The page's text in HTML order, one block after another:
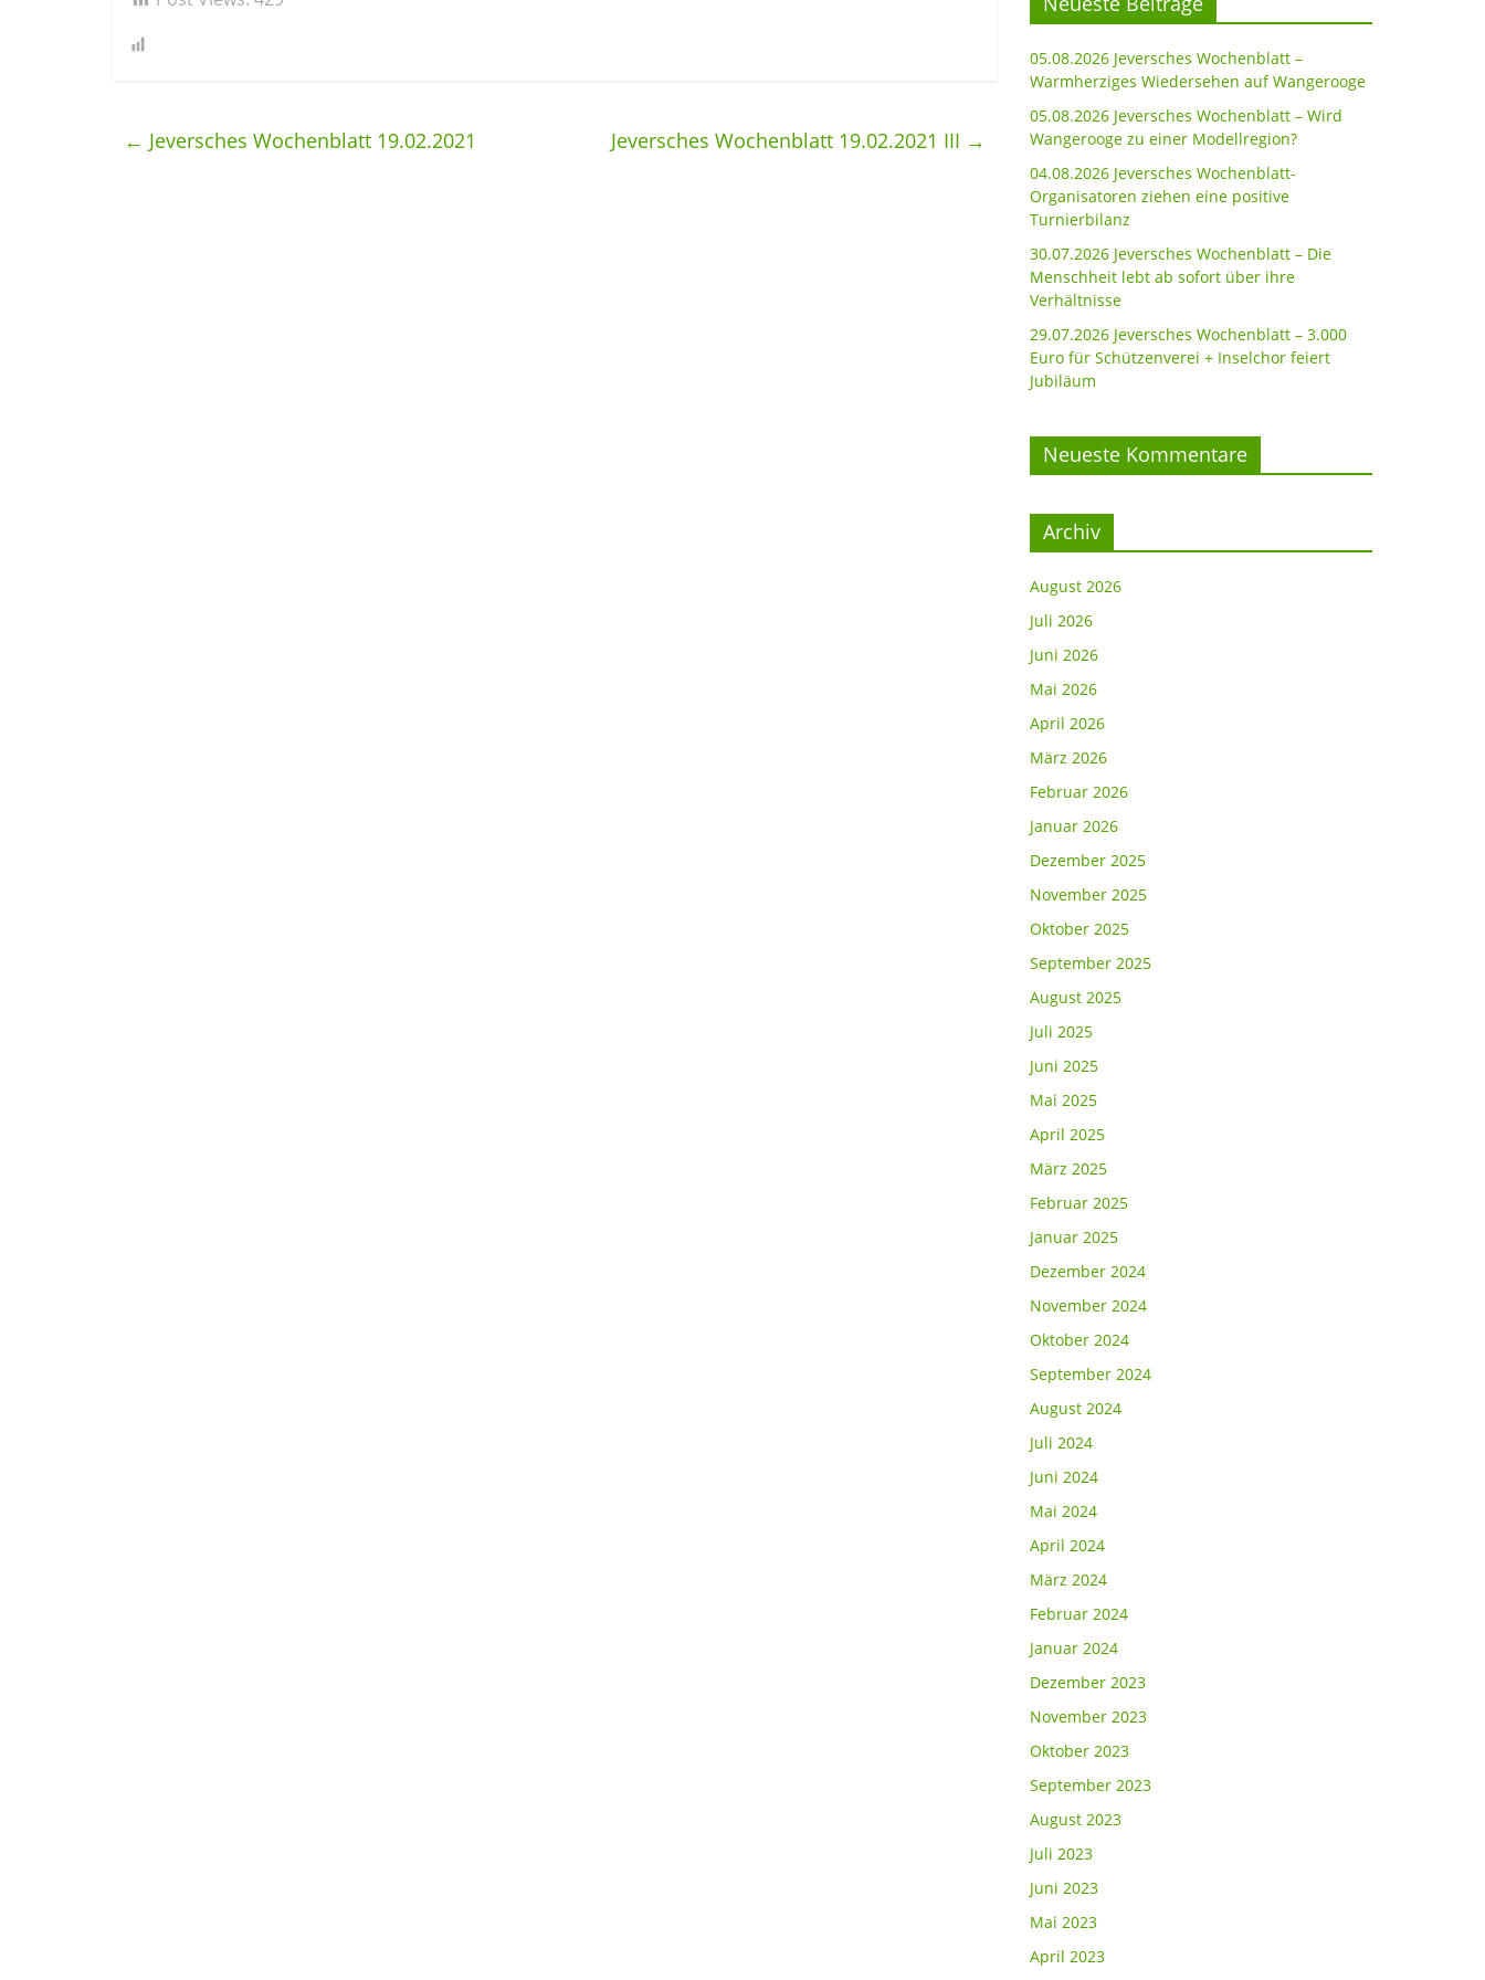
← Jeversches Wochenblatt 19.02.2021 Jeversches Wochenblatt 19.02.2021 III →
05.08.2026 Jeversches Wochenblatt –
Warmherziges Wiedersehen auf Wangerooge
05.08.2026 Jeversches Wochenblatt – Wird
Wangerooge zu einer Modellregion?
04.08.2026 Jeversches Wochenblatt-
Organisatoren ziehen eine positive
Turnierbilanz
30.07.2026 Jeversches Wochenblatt – Die
Menschheit lebt ab sofort über ihre
Verhältnisse
29.07.2026 Jeversches Wochenblatt – 3.000
Euro für Schützenverei + Inselchor feiert
Jubiläum
Neueste Kommentare
Archiv
August 2026
Juli 2026
Juni 2026
Mai 2026
April 2026
März 2026
Februar 2026
Januar 2026
Dezember 2025
November 2025
Oktober 2025
September 2025
August 2025
Juli 2025
Juni 2025
Mai 2025
April 2025
März 2025
Februar 2025
Januar 2025
Dezember 2024
November 2024
Oktober 2024
September 2024
August 2024
Juli 2024
Juni 2024
Mai 2024
April 2024
März 2024
Februar 2024
Januar 2024
Dezember 2023
November 2023
Oktober 2023
September 2023
August 2023
Juli 2023
Juni 2023
Mai 2023
April 2023